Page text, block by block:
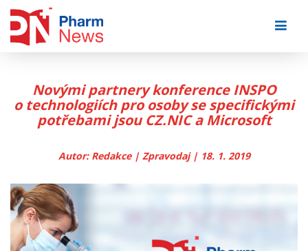
Novými partnery konference INSPO
o technologiích pro osoby se specifickými
potřebami jsou CZ.NIC a Microsoft
Autor: Redakce | Zpravodaj | 18. 1. 2019